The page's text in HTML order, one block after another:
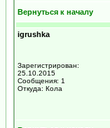
Вернуться к началу
igrushka
Зарегистрирован:
25.10.2015
Сообщения: 1
Откуда: Кола